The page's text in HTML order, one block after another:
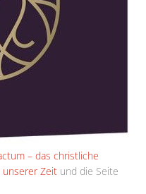
– das christliche
unserer Zeit und die Seite